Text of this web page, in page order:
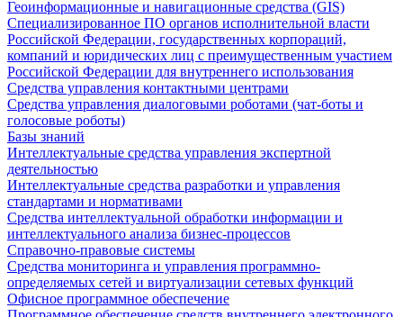
Геоинформационные и навигационные средства (GIS)
Специализированное ПО органов исполнительной власти
Российской Федерации, государственных корпораций,
компаний и юридических лиц с преимущественным участием
Российской Федерации для внутреннего использования
Средства управления контактными центрами
Средства управления диалоговыми роботами (чат-боты и
голосовые роботы)
Базы знаний
Интеллектуальные средства управления экспертной
деятельностью
Интеллектуальные средства разработки и управления
стандартами и нормативами
Средства интеллектуальной обработки информации и
интеллектуального анализа бизнес-процессов
Справочно-правовые системы
Средства мониторинга и управления программно-
определяемых сетей и виртуализации сетевых функций
Офисное программное обеспечение